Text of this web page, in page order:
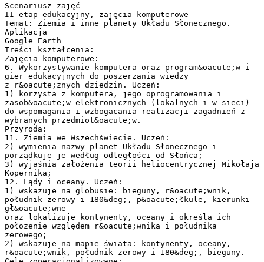
Scenariusz zajęć
II etap edukacyjny, zajęcia komputerowe
Temat: Ziemia i inne planety Układu Słonecznego.
Aplikacja
Google Earth
Treści kształcenia:
Zajęcia komputerowe:
6. Wykorzystywanie komputera oraz program&oacute;w i
gier edukacyjnych do poszerzania wiedzy
z r&oacute;żnych dziedzin. Uczeń:
1) korzysta z komputera, jego oprogramowania i
zasob&oacute;w elektronicznych (lokalnych i w sieci)
do wspomagania i wzbogacania realizacji zagadnień z
wybranych przedmiot&oacute;w.
Przyroda:
11. Ziemia we Wszechświecie. Uczeń:
2) wymienia nazwy planet Układu Słonecznego i
porządkuje je według odległości od Słońca;
3) wyjaśnia założenia teorii heliocentrycznej Mikołaja
Kopernika;
12. Lądy i oceany. Uczeń:
1) wskazuje na globusie: bieguny, r&oacute;wnik,
południk zerowy i 180&deg;, p&oacute;łkule, kierunki
gł&oacute;wne
oraz lokalizuje kontynenty, oceany i określa ich
położenie względem r&oacute;wnika i południka
zerowego;
2) wskazuje na mapie świata: kontynenty, oceany,
r&oacute;wnik, południk zerowy i 180&deg;, bieguny.